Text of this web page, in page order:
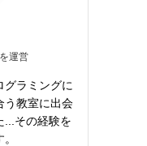
運営
グラミングに
う教室に出会
...その経験を